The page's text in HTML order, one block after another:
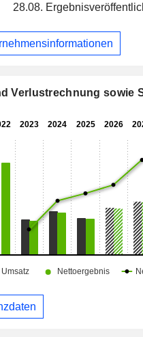
28.08.
Verlustrechnung sowie